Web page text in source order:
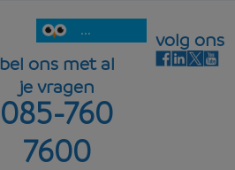
...
bel ons met al
je vragen
085-760
7600
volg ons